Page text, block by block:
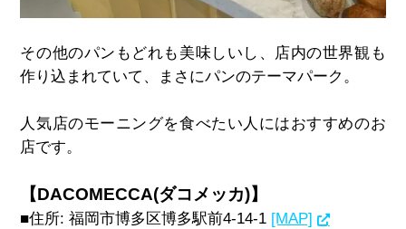
その他のパンもどれも美味しいし、店内の世界観も
作り込まれていて、まさにパンのテーマパーク。
人気店のモーニングを食べたい人にはおすすめのお
店です。
【DACOMECCA(ダコメッカ)】
■住所:福岡市博多区博多駅前4-14-1 [MAP]